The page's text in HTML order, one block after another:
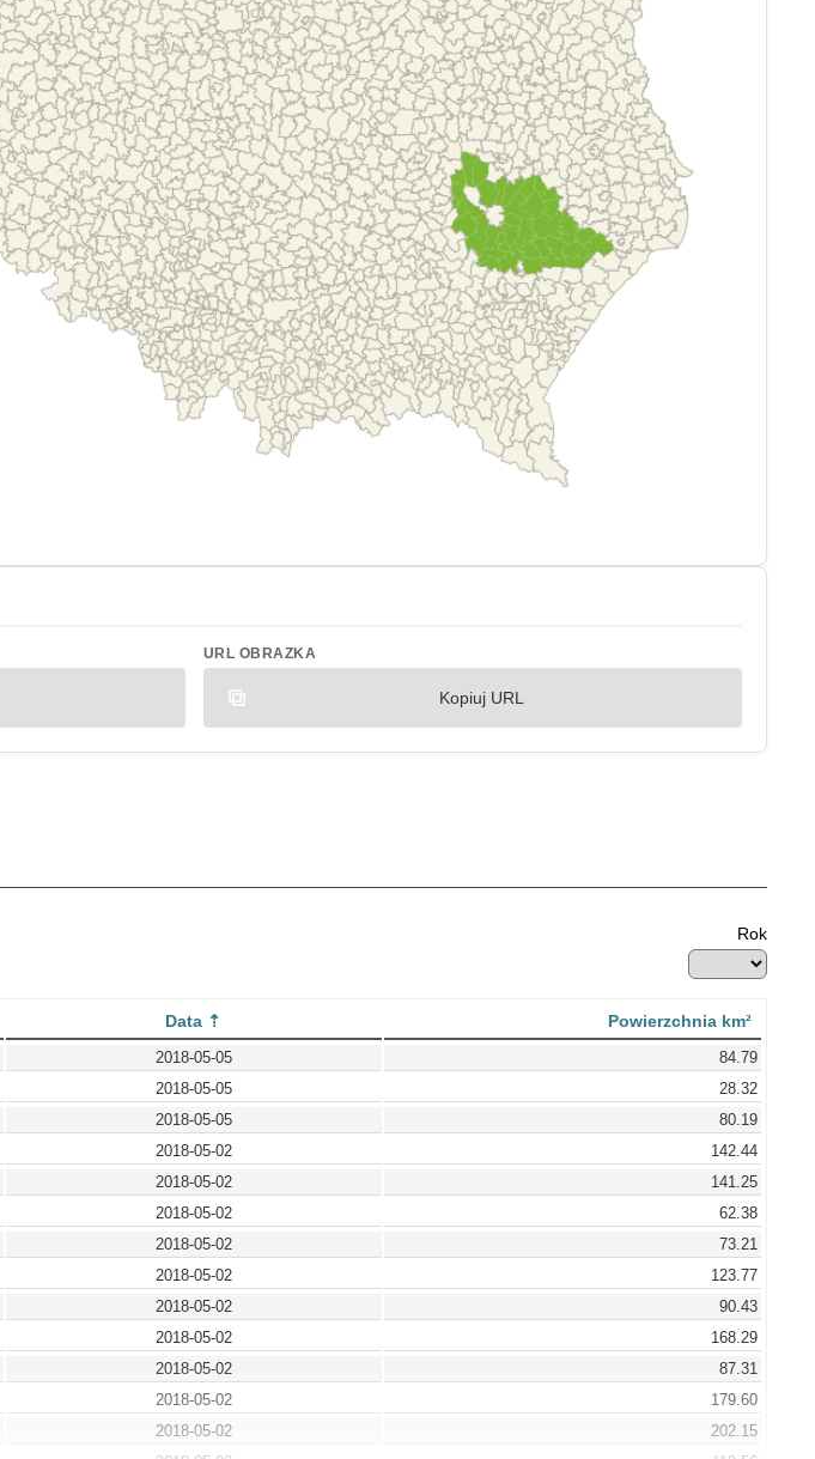
URL OBRAZKA
Kopiuj URL
Rok
Data Powierzchnia km²
2018-05-05
84.79
2018-05-05
28.32
2018-05-05
80.19
2018-05-02
142.44
2018-05-02
141.25
2018-05-02
62.38
2018-05-02
73.21
2018-05-02
123.77
2018-05-02
90.43
2018-05-02
168.29
2018-05-02
87.31
2018-05-02
179.60
2018-05-02
202.15